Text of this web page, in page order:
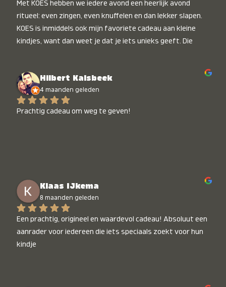
Met KOES hebben we iedere avond een heerlijk avond
ritueel: even zingen, even knuffelen en dan lekker slapen.
KOES is inmiddels ook mijn favoriete cadeau aan kleine
kindjes, want dan weet je dat je iets unieks geeft. Die
Hilbert Kalsbeek
4 maanden geleden
Prachtig cadeau om weg te geven!
Klaas IJkema
8 maanden geleden
Een prachtig, origineel en waardevol cadeau! Absoluut een
aanrader voor iedereen die iets speciaals zoekt voor hun
kindje